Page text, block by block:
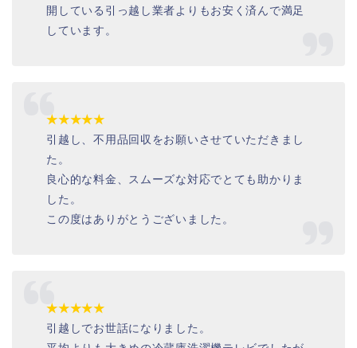
開している引っ越し業者よりもお安く済んで満足
しています。
★★★★★
引越し、不用品回収をお願いさせていただきまし
た。
良心的な料金、スムーズな対応でとても助かりま
した。
この度はありがとうございました。
★★★★★
引越しでお世話になりました。